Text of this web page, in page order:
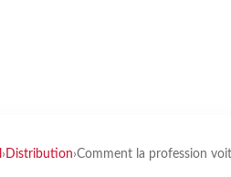
› Distribution›Comment la profession